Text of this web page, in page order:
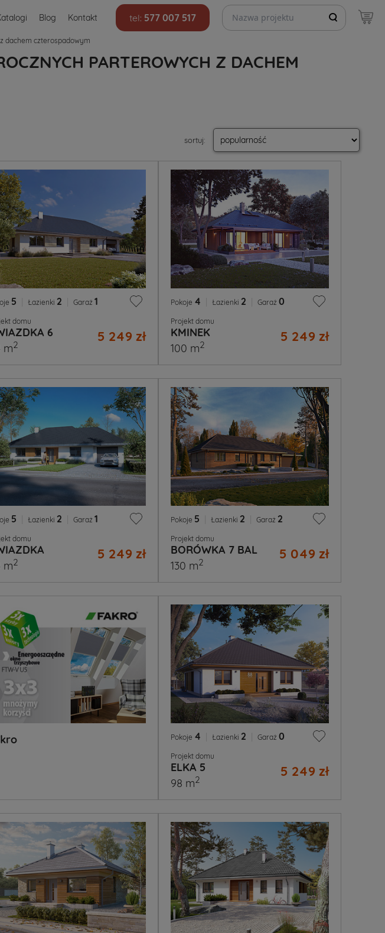
Blog Kontakt tel: 577 007 517
Szukaj projektów
dachem czterospadowym
PARTEROWYCH Z DACHEM
sortuj:
5 Łazienki 2 Garaż 1
domu
6 5 249 zł
m2
Pokoje 4 Łazienki 2 Garaż 0
Projekt domu
KMINEK 5 249 zł
100 m2
5 Łazienki 2 Garaż 1
domu
5 249 zł
m2
Pokoje 5 Łazienki 2 Garaż 2
Projekt domu
BORÓWKA 7 BAL 5 049 zł
130 m2
Pokoje 4 Łazienki 2 Garaż 0
Projekt domu
ELKA 5 5 249 zł
98 m2